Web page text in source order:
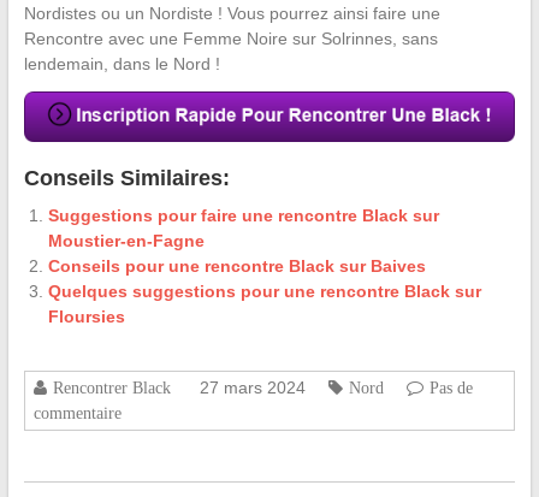
Nordistes ou un Nordiste ! Vous pourrez ainsi faire une
Rencontre avec une Femme Noire sur Solrinnes, sans
lendemain, dans le Nord !
Conseils Similaires:
Suggestions pour faire une rencontre Black sur
Moustier-en-Fagne
Conseils pour une rencontre Black sur Baives
Quelques suggestions pour une rencontre Black sur
Floursies
Rencontrer Black 27 mars 2024 Nord
Pas de
commentaire